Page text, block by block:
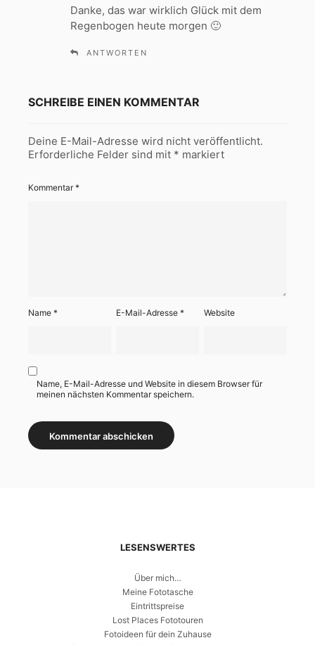
t
:
Danke, das war wirklich Glück mit dem
Regenbogen heute morgen 🙂
ANTWORTEN
SCHREIBE EINEN KOMMENTAR
Deine E-Mail-Adresse wird nicht veröffentlicht.
Erforderliche Felder sind mit * markiert
Kommentar*
Name * E-Mail-Adresse* Website
Name, E-Mail-Adresse und Website in diesem Browser für
meinen nächsten Kommentar speichern.
LESENSWERTES
Über mich…
Meine Fototasche
Eintrittspreise
Lost Places Fototouren
Fotoideen für dein Zuhause